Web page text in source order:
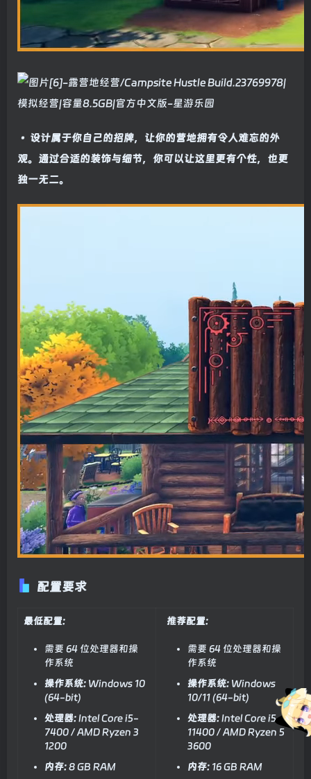
• 设计属于你自己的招牌，让你的营地拥有令人难忘的外
观。通过合适的装饰与细节，你可以让这里更有个性，也更
独一无二。
配置要求
最低配置:
需要 64 位处理器和操
作系统
操作系统: Windows 10
(64-bit)
处理器:Intel Core i5-
7400 / AMD Ryzen 3
1200
内存:8 GB RAM
推荐配置:
需要 64 位处理器和操
作系统
操作系统: Windows
10/11 (64-bit)
处理器:Intel Core i5-
11400 / AMD Ryzen 5
3600
内存: 16 GB RAM